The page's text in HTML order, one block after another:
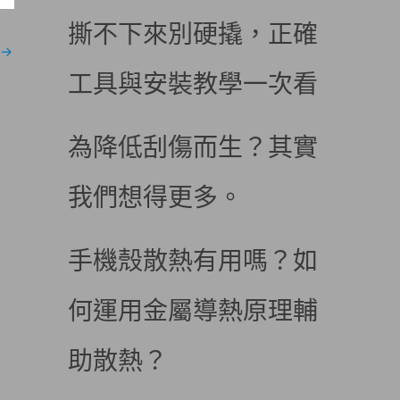
→
撕不下來別硬撬，正確
工具與安裝教學一次看
為降低刮傷而生？其實
我們想得更多。
手機殼散熱有用嗎？如
何運用金屬導熱原理輔
助散熱？